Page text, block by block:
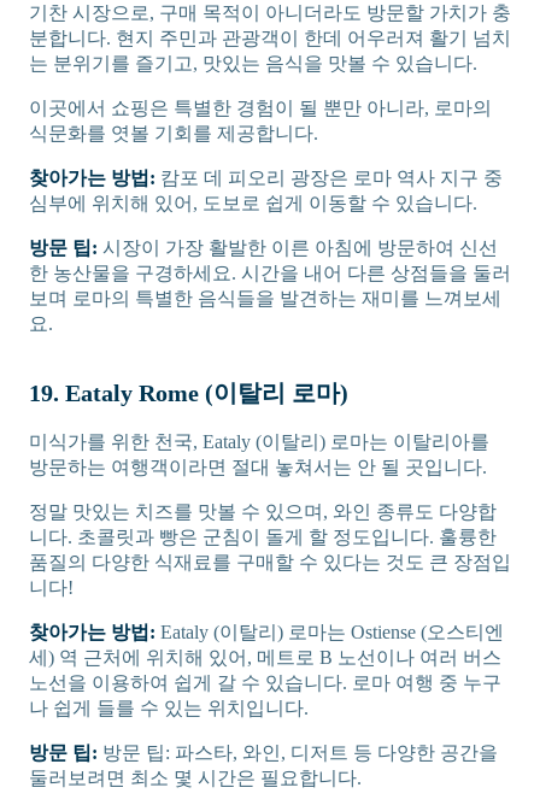
기찬 시장으로, 구매 목적이 아니더라도 방문할 가치가 충
분합니다. 현지 주민과 관광객이 한데 어우러져 활기 넘치
는 분위기를 즐기고, 맛있는 음식을 맛볼 수 있습니다.
이곳에서 쇼핑은 특별한 경험이 될 뿐만 아니라, 로마의
식문화를 엿볼 기회를 제공합니다.
찾아가는 방법: 캄포 데 피오리 광장은 로마 역사 지구 중
심부에 위치해 있어, 도보로 쉽게 이동할 수 있습니다.
방문 팁: 시장이 가장 활발한 이른 아침에 방문하여 신선
한 농산물을 구경하세요. 시간을 내어 다른 상점들을 둘러
보며 로마의 특별한 음식들을 발견하는 재미를 느껴보세
요.
19. Eataly Rome (이탈리 로마)
미식가를 위한 천국, Eataly (이탈리) 로마는 이탈리아를
방문하는 여행객이라면 절대 놓쳐서는 안 될 곳입니다.
정말 맛있는 치즈를 맛볼 수 있으며, 와인 종류도 다양합
니다. 초콜릿과 빵은 군침이 돌게 할 정도입니다. 훌륭한
품질의 다양한 식재료를 구매할 수 있다는 것도 큰 장점입
니다!
찾아가는 방법: Eataly (이탈리) 로마는 Ostiense (오스티엔
세) 역 근처에 위치해 있어, 메트로 B 노선이나 여러 버스
노선을 이용하여 쉽게 갈 수 있습니다. 로마 여행 중 누구
나 쉽게 들를 수 있는 위치입니다.
방문 팁: 방문 팁: 파스타, 와인, 디저트 등 다양한 공간을
둘러보려면 최소 몇 시간은 필요합니다.